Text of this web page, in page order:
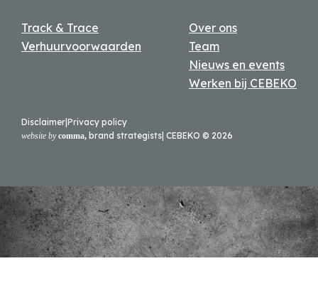
Track & Trace
Verhuurvoorwaarden
Over ons
Team
Nieuws en events
Werken bij CEBEKO
Disclaimer Privacy policy
website by comma, brand strategists | CEBEKO © 2026